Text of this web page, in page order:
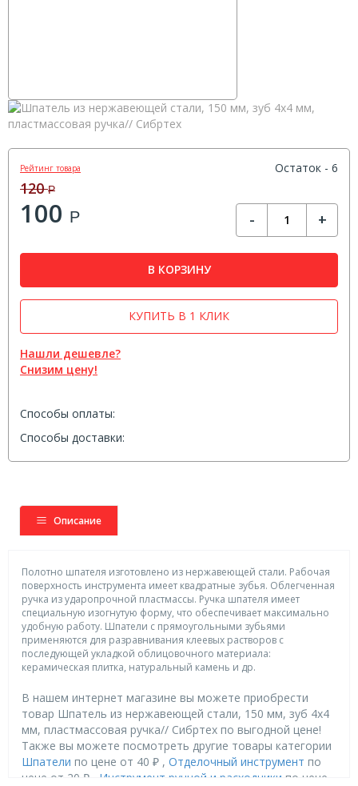
Рейтинг товара Остаток - 6
120Р
100 Р - +
В КОРЗИНУ
Нашли дешевле?
Снизим цену!
КУПИТЬ В 1 КЛИК
Способы оплаты:
Способы доставки:
Описание
Полотно шпателя изготовлено из нержавеющей стали. Рабочая
поверхность инструмента имеет квадратные зубья. Облегченная
ручка из ударопрочной пластмассы. Ручка шпателя имеет
специальную изогнутую форму, что обеспечивает максимально
удобную работу. Шпатели с прямоугольными зубьями
применяются для разравнивания клеевых растворов с
последующей укладкой облицовочного материала:
керамическая плитка, натуральный камень и др.
В нашем интернет магазине вы можете приобрести
товар Шпатель из нержавеющей стали, 150 мм, зуб 4х4
мм, пластмассовая ручка// Сибртех по выгодной цене!
Также вы можете посмотреть другие товары категории
Шпатели по цене от 40 ₽ , Отделочный инструмент по
цене от 20 ₽ , Инструмент ручной и расходники по цене